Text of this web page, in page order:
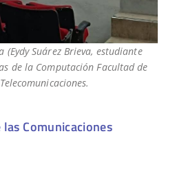
Suárez Brieva, estudiante
de la Computación Facultad de
Comunicaciones